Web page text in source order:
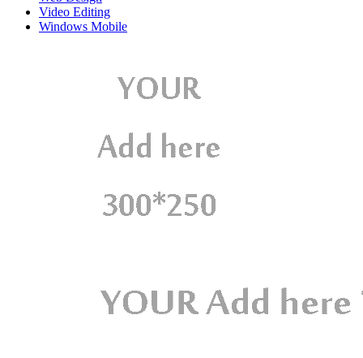
Video Editing
Windows Mobile